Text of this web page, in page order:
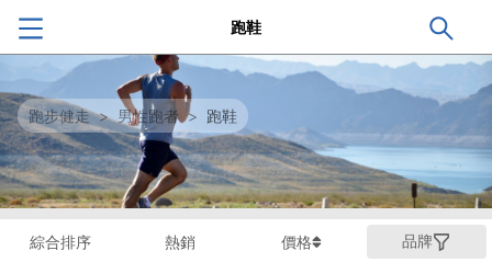
跑鞋
跑步健走 > 男性跑者 > 跑鞋
綜合排序 熱銷 價格 品牌